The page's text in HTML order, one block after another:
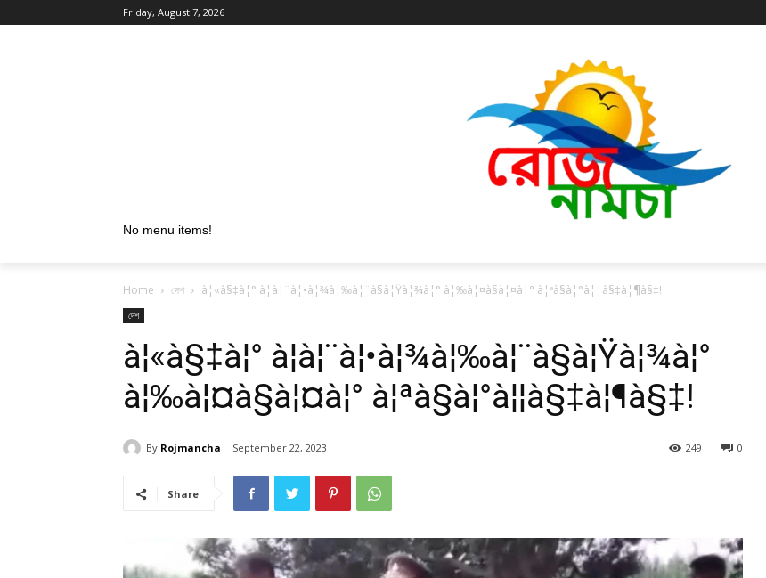
Friday, August 7, 2026
No menu items!
Home দেশ à¦«à§‡à¦° à¦à¦¨à¦•à¦¾à¦‰à¦¨à§à¦Ÿà¦¾à¦° à¦‰à¦¤à§à¦¤à¦° à¦ªà§à¦°à¦¦à§‡à¦¶à§‡!
দেশ
à¦«à§‡à¦° à¦à¦¨à¦•à¦¾à¦‰à¦¨à§à¦Ÿà¦¾à¦°
à¦‰à¦¤à§à¦¤à¦° à¦ªà§à¦°à¦¦à§‡à¦¶à§‡!
By Rojmancha September 22, 2023 0
249
Share